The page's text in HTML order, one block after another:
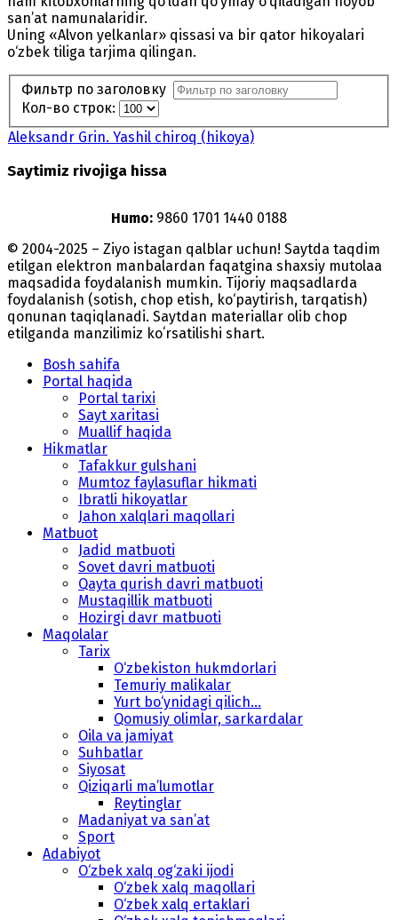
san’at namunalaridir.
Uning «Alvon yelkanlar» qissasi va bir qator hikoyalari
o‘zbek tiliga tarjima qilingan.
Фильтр по заголовку
Кол-во строк:
Aleksandr Grin. Yashil chiroq (hikoya)
Saytimiz rivojiga hissa
Humo: 9860 1701 1440 0188
© 2004-2025 – Ziyo istagan qalblar uchun! Saytda taqdim
etilgan elektron manbalardan faqatgina shaxsiy mutolaa
maqsadida foydalanish mumkin. Tijoriy maqsadlarda
foydalanish (sotish, chop etish, ko‘paytirish, tarqatish)
qonunan taqiqlanadi. Saytdan materiallar olib chop
etilganda manzilimiz koʻrsatilishi shart.
Bosh sahifa
Portal haqida
Portal tarixi
Sayt xaritasi
Muallif haqida
Hikmatlar
Tafakkur gulshani
Mumtoz faylasuflar hikmati
Ibratli hikoyatlar
Jahon xalqlari maqollari
Matbuot
Jadid matbuoti
Sovet davri matbuoti
Qayta qurish davri matbuoti
Mustaqillik matbuoti
Hozirgi davr matbuoti
Maqolalar
Tarix
O‘zbekiston hukmdorlari
Temuriy malikalar
Yurt bo‘ynidagi qilich...
Qomusiy olimlar, sarkardalar
Oila va jamiyat
Suhbatlar
Siyosat
Qiziqarli ma’lumotlar
Reytinglar
Madaniyat va san’at
Sport
Adabiyot
O‘zbek xalq og‘zaki ijodi
O‘zbek xalq maqollari
O‘zbek xalq ertaklari